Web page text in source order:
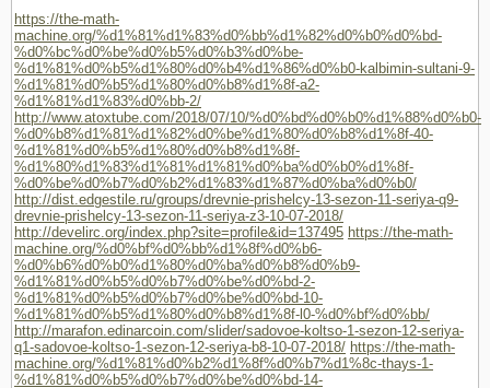
https://the-math-
machine.org/%d1%81%d1%83%d0%bb%d1%82%d0%b0%d0%bd-
%d0%bc%d0%be%d0%b5%d0%b3%d0%be-
%d1%81%d0%b5%d1%80%d0%b4%d1%86%d0%b0-kalbimin-sultani-9-
%d1%81%d0%b5%d1%80%d0%b8%d1%8f-a2-
%d1%81%d1%83%d0%bb-2/
http://www.atoxtube.com/2018/07/10/%d0%bd%d0%b0%d1%88%d0%b0-
%d0%b8%d1%81%d1%82%d0%be%d1%80%d0%b8%d1%8f-40-
%d1%81%d0%b5%d1%80%d0%b8%d1%8f-
%d1%80%d1%83%d1%81%d1%81%d0%ba%d0%b0%d1%8f-
%d0%be%d0%b7%d0%b2%d1%83%d1%87%d0%ba%d0%b0/
http://dist.edgestile.ru/groups/drevnie-prishelcy-13-sezon-11-seriya-q9-
drevnie-prishelcy-13-sezon-11-seriya-z3-10-07-2018/
http://develirc.org/index.php?site=profile&id=137495 https://the-math-
machine.org/%d0%bf%d0%bb%d1%8f%d0%b6-
%d0%b6%d0%b0%d1%80%d0%ba%d0%b8%d0%b9-
%d1%81%d0%b5%d0%b7%d0%be%d0%bd-2-
%d1%81%d0%b5%d0%b7%d0%be%d0%bd-10-
%d1%81%d0%b5%d1%80%d0%b8%d1%8f-l0-%d0%bf%d0%bb/
http://marafon.edinarcoin.com/slider/sadovoe-koltso-1-sezon-12-seriya-
q1-sadovoe-koltso-1-sezon-12-seriya-b8-10-07-2018/ https://the-math-
machine.org/%d1%81%d0%b2%d1%8f%d0%b7%d1%8c-thays-1-
%d1%81%d0%b5%d0%b7%d0%be%d0%bd-14-